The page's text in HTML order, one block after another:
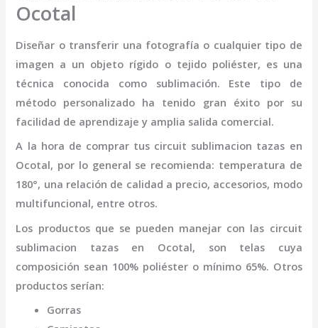
Ocotal
Diseñar o transferir una fotografía o cualquier tipo de
imagen a un objeto rígido o tejido poliéster, es una
técnica conocida como sublimación. Este tipo de
método personalizado ha tenido gran éxito por su
facilidad de aprendizaje y amplia salida comercial.
A la hora de comprar tus circuit sublimacion tazas en
Ocotal, por lo general se recomienda: temperatura de
180°, una relación de calidad a precio, accesorios, modo
multifuncional, entre otros.
Los productos que se pueden manejar con las circuit
sublimacion tazasen Ocotal, son telas cuya
composición sean 100% poliéster o mínimo 65%. Otros
productos serían:
Gorras